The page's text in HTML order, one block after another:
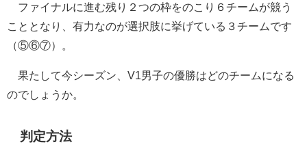
ファイナルに進む残り２つの枠をのこり６チームが競う
こととなり、有力なのが選択肢に挙げている３チームです
（⑤⑥⑦）。
果たして今シーズン、V1男子の優勝はどのチームになる
のでしょうか。
判定方法